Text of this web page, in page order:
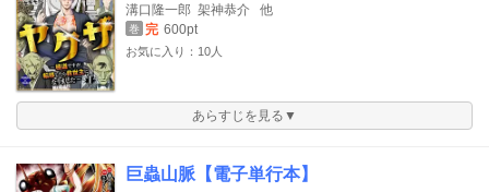
溝口隆一郎 架神恭介 他
巻 完 600pt
お気に入り：10人
あらすじを見る▼
巨蟲山脈【電子単行本】